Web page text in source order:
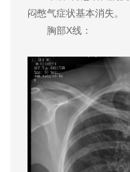
闷憋气症状基本消失。
胸部X线：